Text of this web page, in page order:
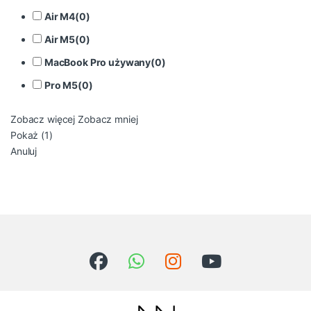
Air M4(0)
Air M5(0)
MacBook Pro używany(0)
Pro M5(0)
Zobacz więcej Zobacz mniej
Pokaż (1)
Anuluj